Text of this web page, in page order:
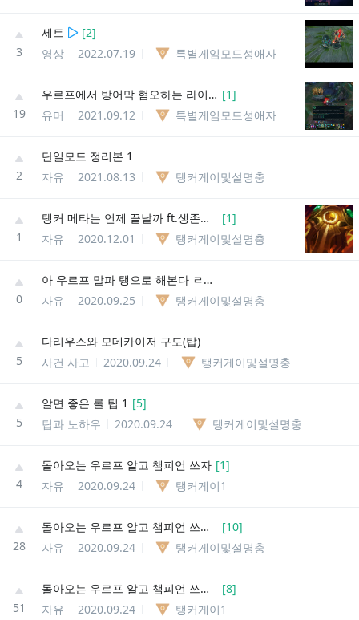
3
세트 [2]
영상
2022.07.19 특별게임모드성애자
19
우르프에서 방어막 혐오하는 라이엇 [1]
유머
2021.09.12 특별게임모드성애자
2
단일모드 정리본 1
자유
2021.08.13 탱커게이및설명충
1
탱커 메타는 언제 끝날까 ft.생존신고 [1]
자유
2020.12.01 탱커게이및설명충
0
아 우르프 말파 탱으로 해본다 ㄹㅇㅋㅋ
자유
2020.09.25 탱커게이및설명충
5
다리우스와 모데카이저 구도(탑)
사건 사고
2020.09.24 탱커게이및설명충
5
알면 좋은 롤 팁 1 [5]
팁과 노하우
2020.09.24 탱커게이및설명충
4
돌아오는 우르프 알고 챔피언 쓰자 [1]
자유
2020.09.24 탱커게이1
28
돌아오는 우르프 알고 챔피언 쓰자 2 [10]
자유
2020.09.24 탱커게이및설명충
51
돌아오는 우르프 알고 챔피언 쓰자 1 [8]
자유
2020.09.24 탱커게이1